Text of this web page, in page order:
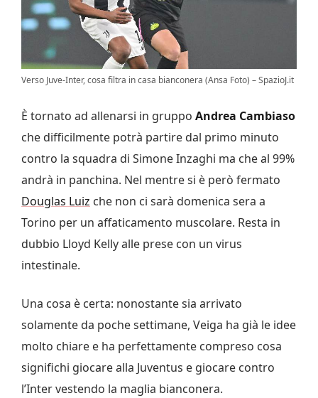
Verso Juve-Inter, cosa filtra in casa bianconera (Ansa Foto) – SpazioJ.it
È tornato ad allenarsi in gruppo Andrea Cambiaso
che difficilmente potrà partire dal primo minuto
contro la squadra di Simone Inzaghi ma che al 99%
andrà in panchina. Nel mentre si è però fermato
Douglas Luiz che non ci sarà domenica sera a
Torino per un affaticamento muscolare. Resta in
dubbio Lloyd Kelly alle prese con un virus
intestinale.
Una cosa è certa: nonostante sia arrivato
solamente da poche settimane, Veiga ha già le idee
molto chiare e ha perfettamente compreso cosa
significhi giocare alla Juventus e giocare contro
l’Inter vestendo la maglia bianconera.